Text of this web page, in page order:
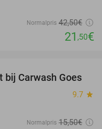
Normalpris 42,50€
21 ,50€
36%
bij Carwash Goes
9.7 star
Normalpris 15,50€